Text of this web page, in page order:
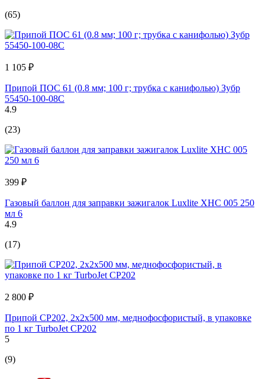
(65)
1 105 ₽
Припой ПОС 61 (0.8 мм; 100 г; трубка с канифолью) Зубр
55450-100-08C
4.9
(23)
399 ₽
Газовый баллон для заправки зажигалок Luxlite XHC 005 250
мл 6
4.9
(17)
2 800 ₽
Припой СР202, 2x2x500 мм, меднофосфористый, в упаковке
по 1 кг TurboJet CP202
5
(9)